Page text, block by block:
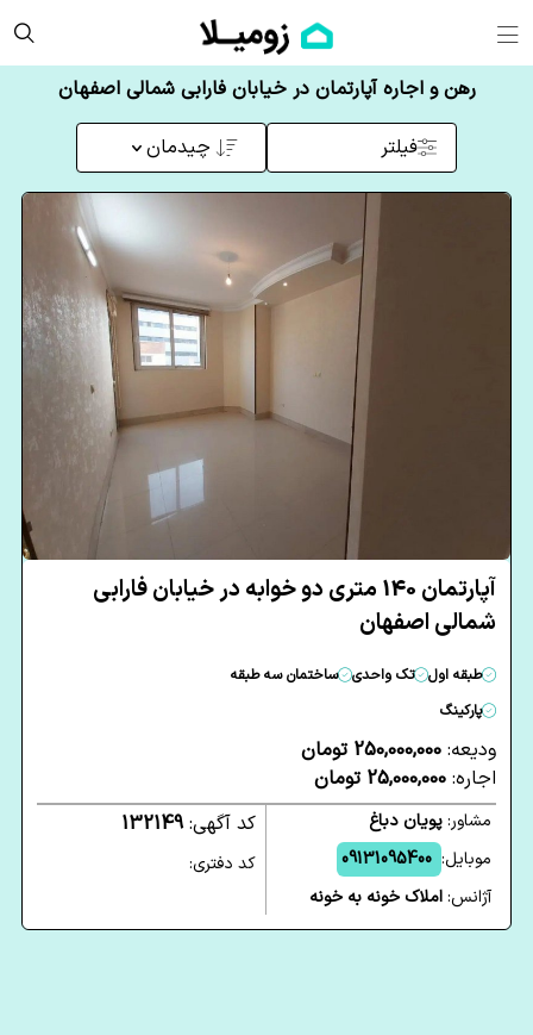
رهن و اجاره آپارتمان در خیابان فارابی شمالی اصفهان
فیلتر چیدمان
آپارتمان 140 متری دو خوابه در خیابان فارابی
شمالی اصفهان
طبقه اول تک واحدی
ساختمان سه طبقه
پارکینگ
ودیعه: 250,000,000 تومان
اجاره: 25,000,000 تومان
مشاور:پویان دباغ
موبایل: 09131095400
آژانس:املاک خونه به خونه
کد آگهی:132149
کد دفتری: